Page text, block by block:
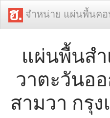
จำหน่าย แผ่นพื้นค
แผ่นพื้นสำ
วาตะวันอ
สามวา กรุ